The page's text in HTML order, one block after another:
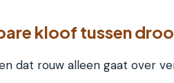
kloof tussen
dat rouw alleen gaat over